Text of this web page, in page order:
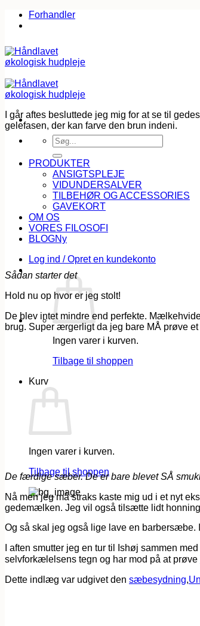
FortsætForhandler
Søg
efter:
PRODUKTER
ANSIGTSPLEJE
VIDUNDERSALVER
TILBEHØR OG ACCESSORIES
GAVEKORT
OM OS
VORES FILOSOFI
BLOG
Log ind / Opret en kundekonto
Ingen varer i kurven.
Tilbage til shoppen
Kurv
Ingen varer i kurven.
Tilbage til shoppen
I går aftes besluttede jeg mig for at se til
gelefasen, der kan farve den brun indeni.
Sådan starter det
Hold nu op hvor er jeg stolt!
De blev intet mindre end perfekte.
brug. Super ærgerligt da jeg bare MÅ prøve
De færdige sæber. De er bare blevet SÅ
Nå men jeg må straks kaste mig ud i et nyt
gedemælken. Jeg vil også tilsætte lidt
Og så skal jeg også lige lave en barbersæbe.
I aften smutter jeg en tur til Ishøj sammen
selvforkælelsens tegn og har mod på at prøve
Dette indlæg var udgivet den sæbesydning,